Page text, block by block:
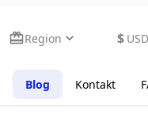
Region $ USD
Blog Kontakt